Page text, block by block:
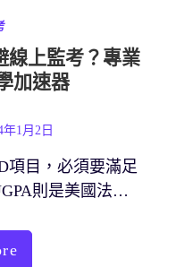
線上監考？專業
加速器
年1月2日
項目，必須要滿足
則是美國法…